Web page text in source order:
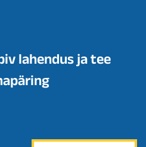
lahendus ja tee